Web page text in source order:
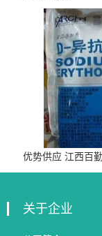
优势供应 江西百
级
关于企业